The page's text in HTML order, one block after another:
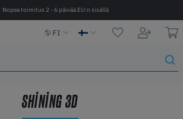
Nopea toimitus 2 - 6 päivää EU:n sisällä
FI
SHINING 3D